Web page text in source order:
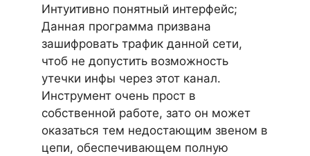
Интуитивно понятный интерфейс;
Данная программа призвана
зашифровать трафик данной сети,
чтоб не допустить возможность
утечки инфы через этот канал.
Инструмент очень прост в
собственной работе, зато он может
оказаться тем недостающим звеном в
цепи, обеспечивающем полную